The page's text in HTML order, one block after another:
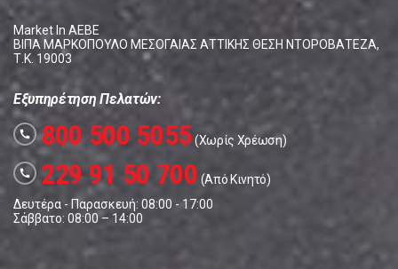
Market In ΑΕΒΕ
ΒΙΠΑ ΜΑΡΚΟΠΟΥΛΟ ΜΕΣΟΓΑΙΑΣ ΑΤΤΙΚΗΣ ΘΕΣΗ ΝΤΟΡΟΒΑΤΕΖΑ,
Τ.Κ. 19003
Εξυπηρέτηση Πελατών:
call 800 500 5055(Χωρίς Χρέωση)
call 229 91 50 700 (Από Κινητό)
Δευτέρα - Παρασκευή: 08:00 - 17:00
Σάββατο: 08:00 – 14:00